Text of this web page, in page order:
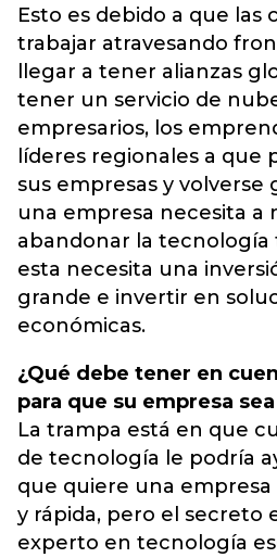
Esto es debido a que las
trabajar atravesando
llegar a tener alianzas
tener un servicio de
empresarios, los
líderes regionales a que
sus empresas y volverse
una empresa necesita a
abandonar la tecnología
esta necesita una
grande e invertir en
económicas.
¿Qué debe tener en
para que su empresa
La trampa está en que
de tecnología le podría
que quiere una empresa
y rápida, pero el secreto
experto en tecnología